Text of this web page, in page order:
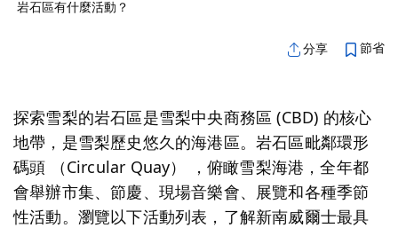
岩石區有什麼活動？
分享 節省
探索雪梨的岩石區是雪梨中央商務區 (CBD) 的核心
地帶，是雪梨歷史悠久的海港區。岩石區毗鄰環形
碼頭 （Circular Quay） ，俯瞰雪梨海港，全年都
會舉辦市集、節慶、現場音樂會、展覽和各種季節
性活動。瀏覽以下活動列表，了解新南威爾士最具